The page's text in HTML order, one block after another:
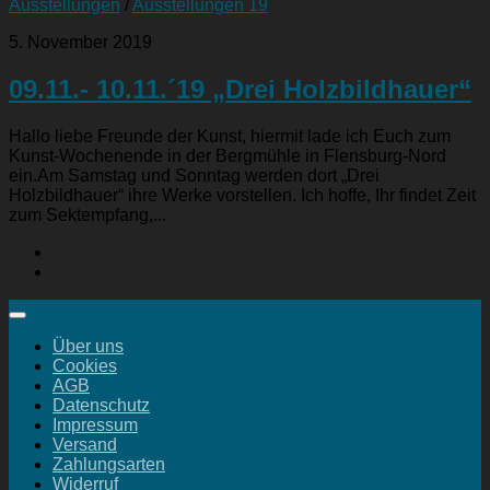
Ausstellungen /Ausstellungen 19
5. November 2019
09.11.- 10.11.´19 „Drei Holzbildhauer“
Hallo liebe Freunde der Kunst, hiermit lade ich Euch zum
Kunst-Wochenende in der Bergmühle in Flensburg-Nord
ein.Am Samstag und Sonntag werden dort „Drei
Holzbildhauer“ ihre Werke vorstellen. Ich hoffe, Ihr findet Zeit
zum Sektempfang,...
Über uns
Cookies
AGB
Datenschutz
Impressum
Versand
Zahlungsarten
Widerruf